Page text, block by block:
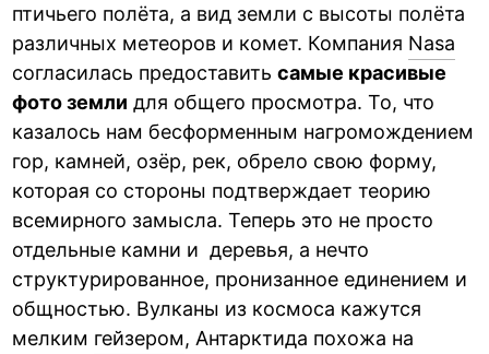
птичьего полёта, а вид земли с высоты полёта
различных метеоров и комет. Компания Nasa
согласилась предоставитьсамые красивые
фото земли для общего просмотра. То, что
казалось нам бесформенным нагромождением
гор, камней, озёр, рек, обрело свою форму,
которая со стороны подтверждает теорию
всемирного замысла. Теперь это не просто
отдельные камни и деревья, а нечто
структурированное, пронизанное единением и
общностью. Вулканы из космоса кажутся
мелким гейзером, Антарктида похожа на